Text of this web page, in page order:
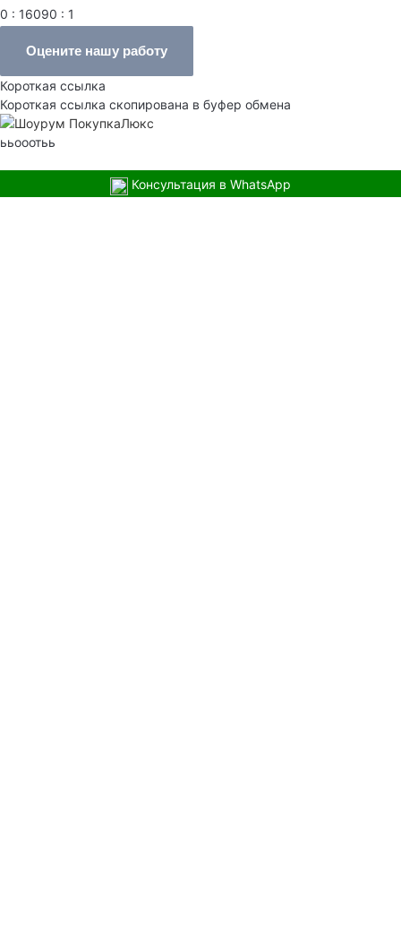
0 : 16090 : 1
Оцените нашу работу
Короткая ссылка
Короткая ссылка скопирована в буфер обмена
ььооотьь
Консультация в WhatsApp